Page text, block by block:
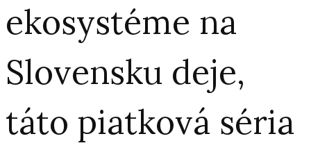
ekosystéme na
Slovensku deje,
táto piatková séria